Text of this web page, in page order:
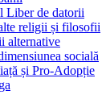
Liber de datorii
religii și filosofii
alternative
socială
și Pro-Adopție